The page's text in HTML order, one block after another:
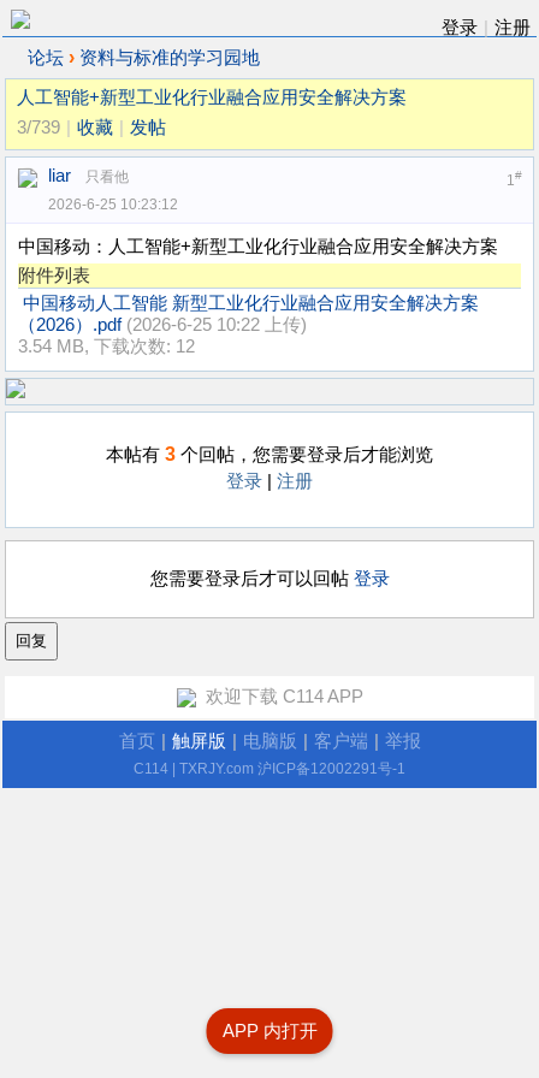
登录
注册
论坛 › 资料与标准的学习园地
人工智能+新型工业化行业融合应用安全解决方案
3/739
收藏 发帖
1#
liar
只看他
2026-6-25 10:23:12
中国移动：人工智能+新型工业化行业融合应用安全解决方案
附件列表
中国移动人工智能 新型工业化行业融合应用安全解决方案
（2026）.pdf (2026-6-25 10:22 上传)
3.54 MB, 下载次数: 12
本帖有 3 个回帖，您需要登录后才能浏览
登录
注册
您需要登录后才可以回帖 登录
APP 内打开
欢迎下载 C114 APP
首页 触屏版 电脑版 客户端 举报
C114 | TXRJY.com 沪ICP备12002291号-1